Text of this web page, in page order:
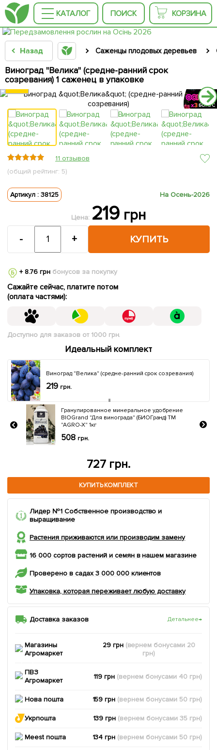
КАТАЛОГ ПОИСК КОРЗИНА
Назад Саженцы плодовых деревьев
Виноград "Велика" (средне-ранний срок
созревания) 1 саженец в упаковке
11 отзывов
(общий рейтинг: 5)
Артикул : 38125 На Осень-2026
Цена: 219 грн
КУПИТЬ
- +
+ 8.76 грнбонусов за покупку
Сажайте сейчас, платите потом
(оплата частями):
Доступно для заказов от 1000 грн.
Идеальный комплект
Виноград "Велика" (средне-ранний срок созревания)
219 грн.
Минеральное удобрение BIOHYPER EXTRA
"Для винограда" (Биохайпер Экстра) ТМ
"AGRO-X" 100г
185грн.
404 грн.
КУПИТЬ КОМПЛЕКТ
Лидер №1 Собственное производство и
выращивание
Растения приживаются или производим замену
16 000 сортов растений и семян в нашем магазине
Проверено в садах 3 000 000 клиентов
Упаковка, которая переживает любую доставку
Доставка заказов Детальнее→
Магазины
Агромаркет
29 грн (вернем бонусами 20
грн)
ПВЗ
Агромаркет
119 грн (вернем бонусами 40 грн)
Нова пошта 159 грн (вернем бонусами 50 грн)
Укрпошта 139 грн (вернем бонусами35 грн)
Meest пошта 134 грн (вернем бонусами 50 грн)